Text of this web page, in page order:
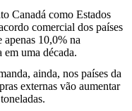
Canadá como Estados
comercial dos países
10,0% na
em uma década.
ainda, nos países da
externas vão aumentar